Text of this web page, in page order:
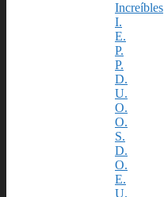
Increíbles
I.
E.
P.
P.
D.
U.
O.
O.
S.
D.
O.
E.
U.